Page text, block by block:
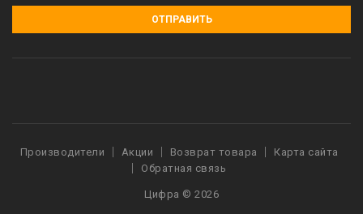
ОТПРАВИТЬ
Производители Акции Возврат товара
Карта сайта
Обратная связь
Цифра © 2026